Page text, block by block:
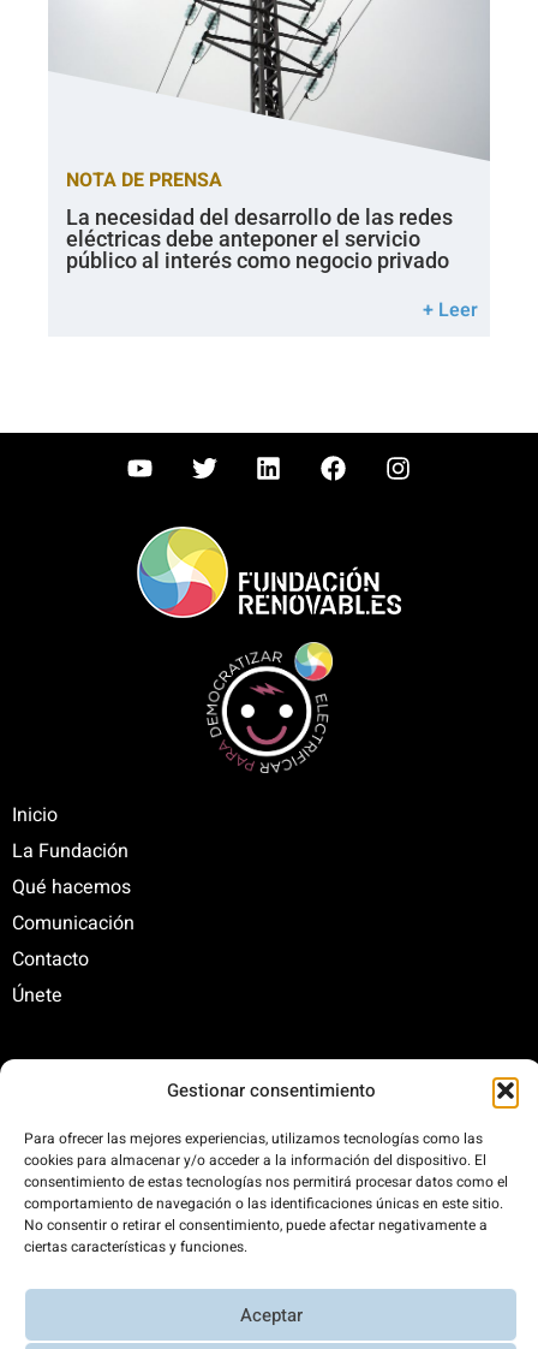
Gestionar consentimiento
Para ofrecer las mejores experiencias, utilizamos tecnologías como las
cookies para almacenar y/o acceder a la información del dispositivo. El
consentimiento de estas tecnologías nos permitirá procesar datos como el
comportamiento de navegación o las identificaciones únicas en este sitio.
No consentir o retirar el consentimiento, puede afectar negativamente a
ciertas características y funciones.
Aceptar
NOTA DE PRENSA
La necesidad del desarrollo de las redes
eléctricas debe anteponer el servicio
público al interés como negocio privado
+ Leer
Inicio
La Fundación
Qué hacemos
Comunicación
Contacto
Únete
C/ Santa Engracia, 108. 5º Interior. Izda. 28003
fundacion@fundacionrenovables.org
comunicacion@fundacionrenovables.org
Compensamos la huella de carbono en un